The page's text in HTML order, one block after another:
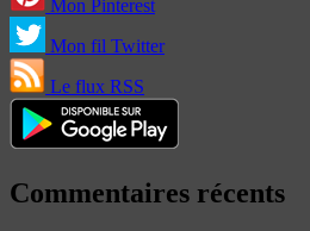
Mon Pinterest
Mon fil Twitter
Le flux RSS
Commentaires récents